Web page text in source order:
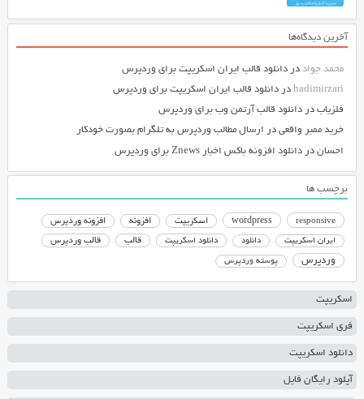
آخرین دیدگاه‌ها
محمد جواددر دانلود قالب ایران اسکریپت برای وردپرس
hadimirzariدر دانلود قالب ایران اسکریپت برای وردپرس
فلزیابدر دانلود قالب آرتمن وب برای وردپرس
خرید ممبر واقعیدر ارسال مطالب وردپرس به تلگرام بصورت خودکار
احساندر دانلود افزونه باکس اخبار Znews برای وردپرس
برچسب ها
responsive
wordpress اسکریپت افزونه افزونه وردپرس
ایران اسکریپت دانلود دانلود اسکریپت قالب قالب وردپرس
وردپرس پوسته وردپرس
اسکریپت
فری اسکریپت
دانلود اسکریپت
آپلود رایگان فایل